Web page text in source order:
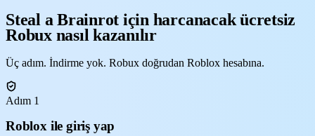
Steal a Brainrot için harcanacak ücretsiz
Robux nasıl kazanılır
Üç adım. İndirme yok. Robux doğrudan Roblox hesabına.
Adım 1
Roblox ile giriş yap